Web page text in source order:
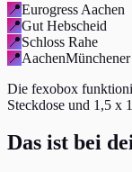
📍Eurogress Aachen
📍Gut Hebscheid
📍Schloss Rahe
📍
Die fexobox
Steckdose und 1,5 x
Das ist bei